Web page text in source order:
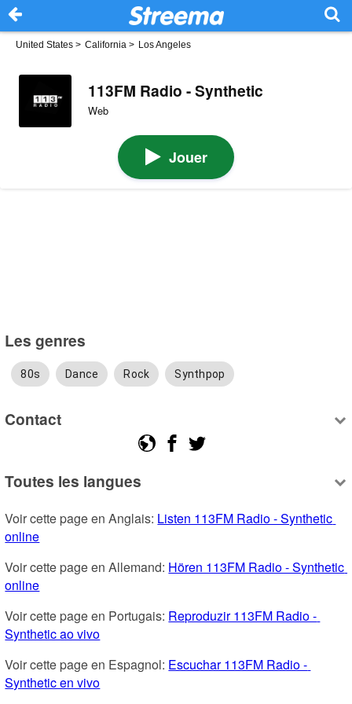
United States > California > Los Angeles
113FM Radio - Synthetic
Web
Jouer
Les genres
80s Dance Rock Synthpop
Contact
Toutes les langues
Voir cette page en Anglais: Listen 113FM Radio - Synthetic
online
Voir cette page en Allemand: Hören 113FM Radio - Synthetic
online
Voir cette page en Portugais: Reproduzir 113FM Radio -
Synthetic ao vivo
Voir cette page en Espagnol: Escuchar 113FM Radio -
Synthetic en vivo